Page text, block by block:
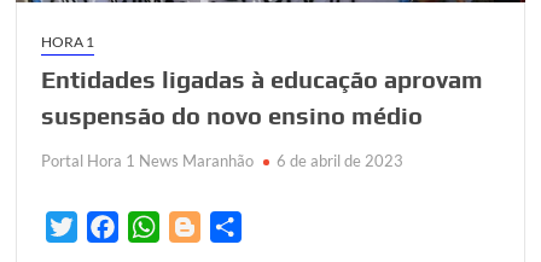
HORA 1
Entidades ligadas à educação aprovam
suspensão do novo ensino médio
Portal Hora 1 News Maranhão 6 de abril de 2023
W